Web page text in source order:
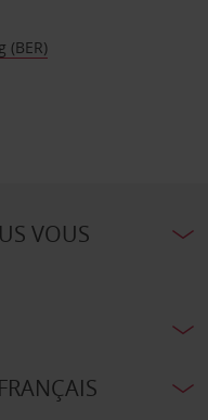
VOUS